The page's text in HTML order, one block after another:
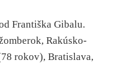
Františka Gibalu.
Rakúsko-
rokov), Bratislava,